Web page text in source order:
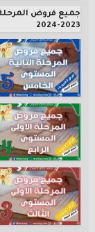
جميع فروض
2023-2024